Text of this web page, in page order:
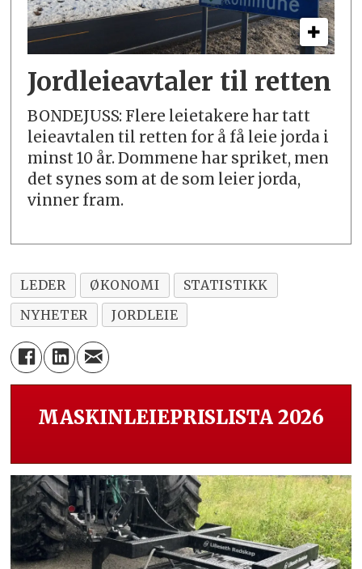
Jordleieavtaler til retten
BONDEJUSS: Flere leietakere har tatt
leieavtalen til retten for å få leie jorda i
minst 10 år. Dommene har spriket, men
det synes som at de som leier jorda,
vinner fram.
LEDER ØKONOMI
STATISTIKK
NYHETER
JORDLEIE
MASKINLEIEPRISLISTA 2026